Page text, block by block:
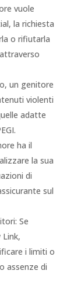
vuole
la richiesta
o rifiutarla
un genitore
violenti
adatte
ha il
la sua
di
sul
Se
i limiti o
assenze di